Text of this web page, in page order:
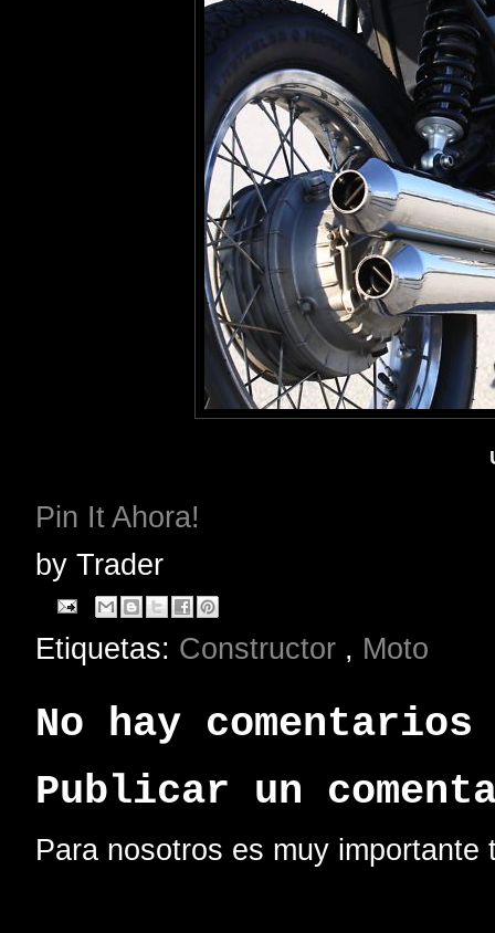
Pin It Ahora!
by Trader
Etiquetas: Constructor , Moto
No hay
Publicar un
Para nosotros es muy